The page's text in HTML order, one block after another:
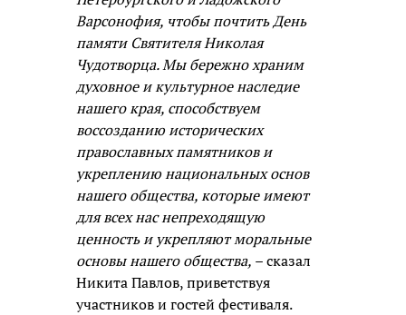
Варсонофия, чтобы почтить День
памяти Святителя Николая
Чудотворца. Мы бережно храним
духовное и культурное наследие
нашего края, способствуем
воссозданию исторических
православных памятников и
укреплению национальных основ
нашего общества, которые имеют
для всех нас непреходящую
ценность и укрепляют моральные
основы нашего общества, – сказал
Никита Павлов, приветствуя
участников и гостей фестиваля.